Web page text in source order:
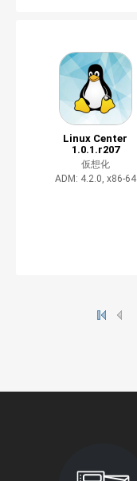
Linux Center
1.0.1.r207
仮想化
ADM: 4.2.0, x86-64